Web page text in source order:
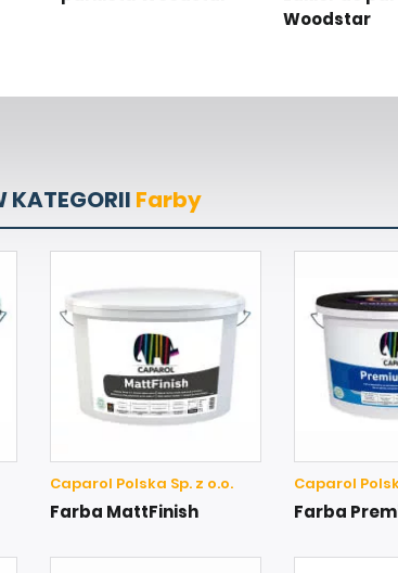
Woodstar
KATEGORII Farby
Caparol Polska Sp. z o.o.
Farba MattFinish
Caparol
Farba